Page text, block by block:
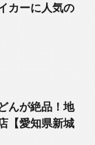
カーに人気の
んが絶品！地
【愛知県新城